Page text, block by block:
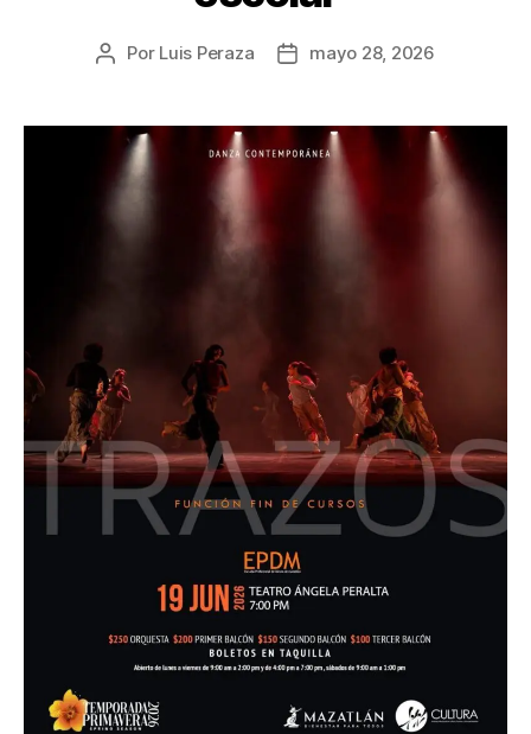
Por Luis Peraza mayo 28, 2026